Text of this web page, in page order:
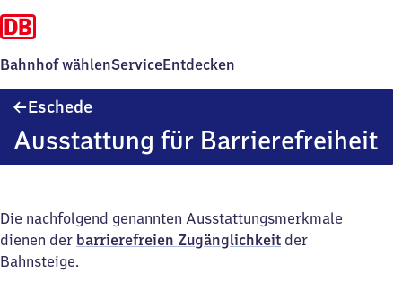
Bahnhof wählenServiceEntdecken
Eschede
Ausstattung für Barrierefreiheit
Die nachfolgend genannten Ausstattungsmerkmale
dienen der barrierefreien Zugänglichkeit der
Bahnsteige.